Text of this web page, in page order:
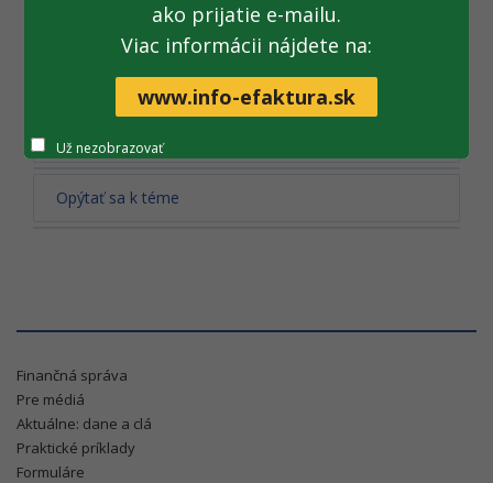
Všetky fotogalérie
Tlač obsahu
Opýtať sa k téme
Finančná správa
Pre médiá
Aktuálne: dane a clá
Praktické príklady
Formuláre
ako prijatie e-mailu.
Viac informácii nájdete na:
www.info-efaktura.sk
Už nezobrazovať